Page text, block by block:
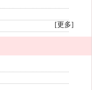
[更多]